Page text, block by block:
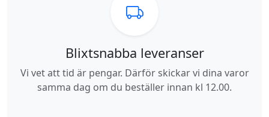
Blixtsnabba leveranser
Vi vet att tid är pengar. Därför skickar vi dina varor
samma dag om du beställer innan kl 12.00.